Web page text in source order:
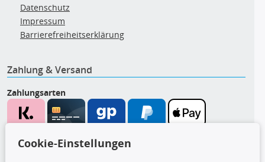
Datenschutz
Impressum
Barrierefreiheitserklärung
Zahlung & Versand
Zahlungsarten
Cookie-Einstellungen